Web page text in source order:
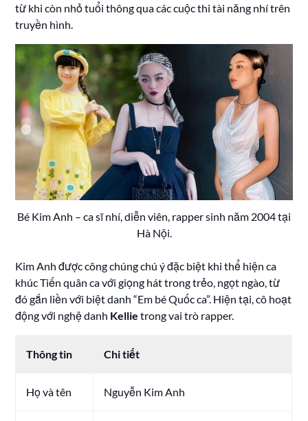
từ khi còn nhỏ tuổi thông qua các cuộc thi tài năng nhí trên
truyền hình.
Bé Kim Anh – ca sĩ nhí, diễn viên, rapper sinh năm 2004 tại
Hà Nội.
Kim Anh được công chúng chú ý đặc biệt khi thể hiện ca
khúc Tiến quân ca với giọng hát trong trẻo, ngọt ngào, từ
đó gắn liền với biệt danh “Em bé Quốc ca”. Hiện tại, cô hoạt
động với nghệ danh Kellie trong vai trò rapper.
Thông tin Chi tiết
Họ và tên Nguyễn Kim Anh